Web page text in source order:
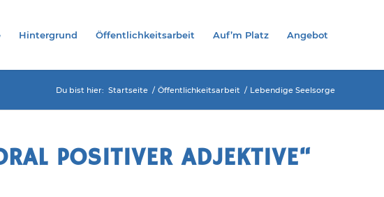
Hintergrund Öffentlichkeitsarbeit Auf’m Platz Angebot
Du bist hier: Startseite / Öffentlichkeitsarbeit / Lebendige Seelsorge
POSITIVER ADJEKTIVE“